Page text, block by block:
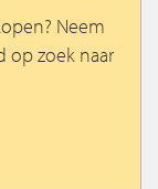
Neem
op zoek naar